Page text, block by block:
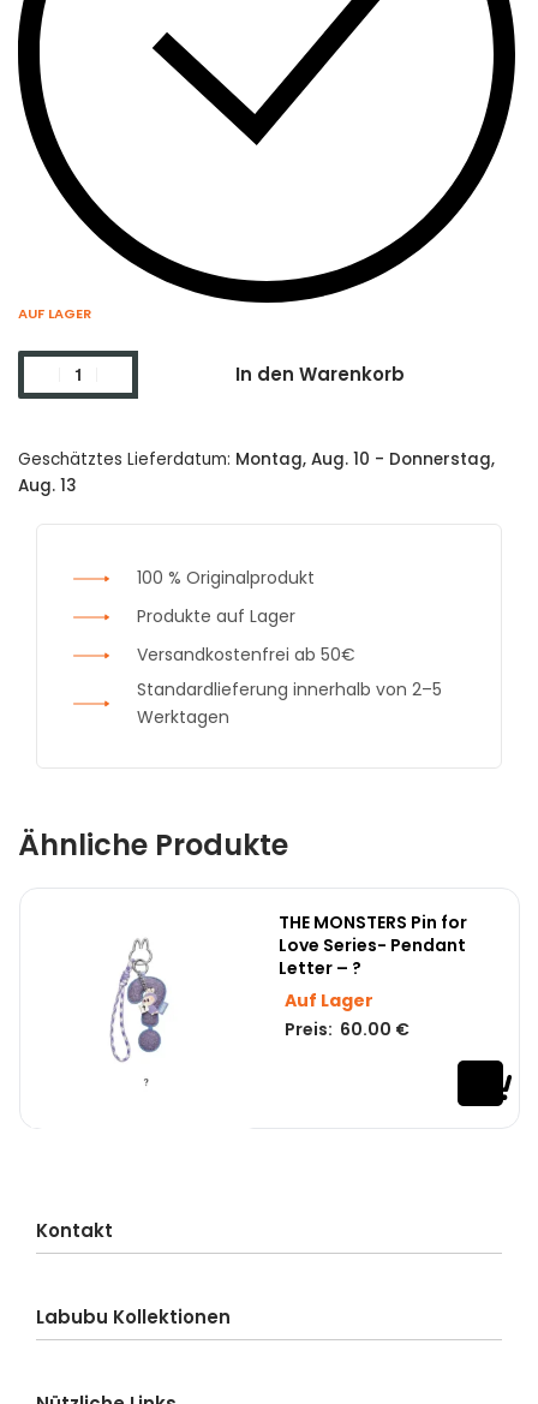
AUF LAGER
In den Warenkorb
Geschätztes Lieferdatum: Montag, Aug. 10 - Donnerstag,
Aug. 13
100 % Originalprodukt
Produkte auf Lager
Versandkostenfrei ab 50€
Standardlieferung innerhalb von 2–5
Werktagen
Ähnliche Produkte
THE MONSTERS Pin for
Love Series- Pendant
Letter – ?
Auf Lager
Preis: 60.00 €
Kontakt
Labubu Kollektionen